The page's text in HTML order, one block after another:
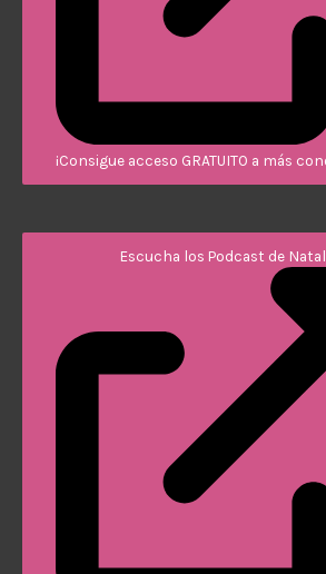
¡Consigue acceso GRATUITO a más
Escucha los Podcast de